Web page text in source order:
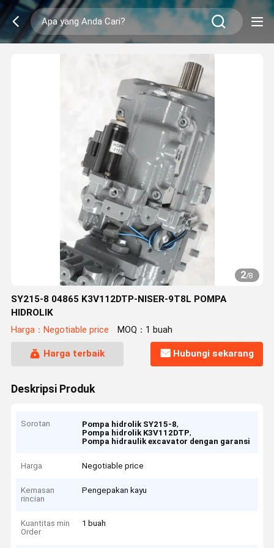
2/8
SY215-8 04865 K3V112DTP-NISER-9T8L POMPA
HIDROLIK
Harga：Negotiable price MOQ：1 buah
Harga terbaik Hubungi sekarang
Deskripsi Produk
Sorotan Pompa hidrolik SY215-8,
Pompa hidrolik K3V112DTP,
Pompa hidraulik excavator dengan garansi
Harga Negotiable price
Kemasan
rincian
Pengepakan kayu
Kuantitas min
Order
1 buah